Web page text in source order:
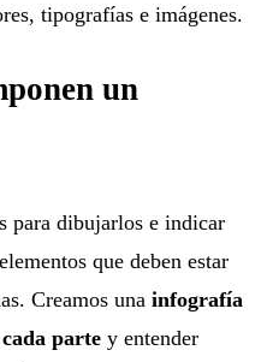
tipografías e imágenes.
un
para dibujarlos e indicar
que deben estar
Creamos una infografía
parte y entender